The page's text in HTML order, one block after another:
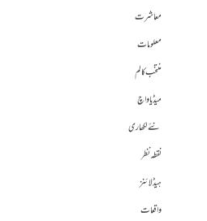
معاشرت
معلومات
منتخب کالم
میڈیا واچ
نئے لکھاری
نقطہ نظر
ہیڈلائنز
واقعات